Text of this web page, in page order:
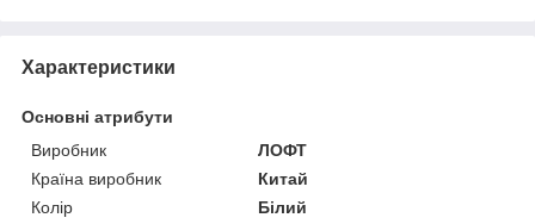
Характеристики
Основні атрибути
Виробник
ЛОФТ
Країна виробник
Китай
Колір
Білий